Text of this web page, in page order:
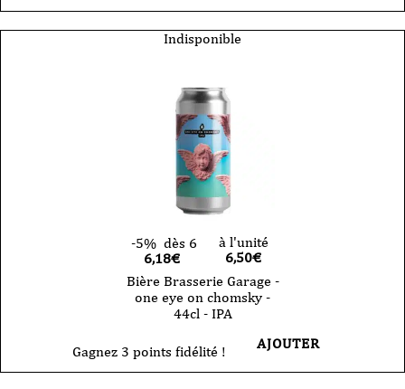
Indisponible
-5% dès 6
6,18€
à l'unité
6,50€
Bière Brasserie Garage -
one eye on chomsky -
44cl - IPA
Gagnez 3 points fidélité ! AJOUTER